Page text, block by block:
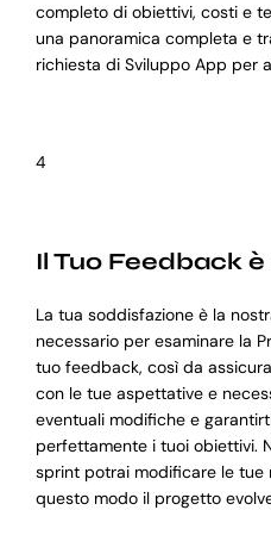
completo di obiettivi, costi e
una panoramica completa e
richiesta di Sviluppo App per
4
Il Tuo Feedback
La tua soddisfazione è la
necessario per esaminare la
tuo feedback, così da
con le tue aspettative e
eventuali modifiche e
perfettamente i tuoi obiettivi.
sprint potrai modificare le tue
questo modo il progetto